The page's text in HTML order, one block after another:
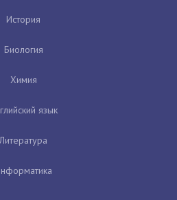
История
Биология
Химия
язык
Литература